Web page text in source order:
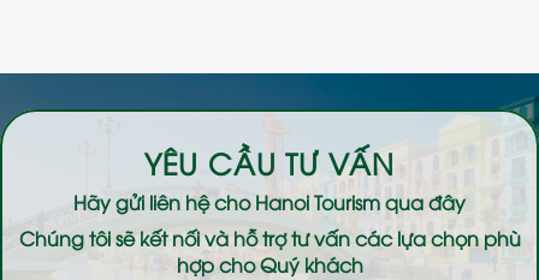
YÊU CẦU TƯ VẤN
Hãy gửi liên hệ choHanoi Tourismqua đây
Chúng tôi sẽ kết nối và hỗ trợ tư vấn các lựa chọn phù
hợp cho Quý khách